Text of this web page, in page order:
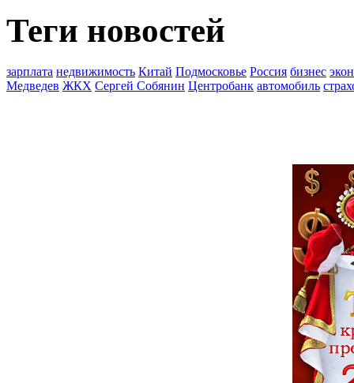
Теги новостей
зарплата недвижимость Китай Подмосковье Россия бизнес
Медведев ЖКХ Сергей Собянин Центробанк автомобиль